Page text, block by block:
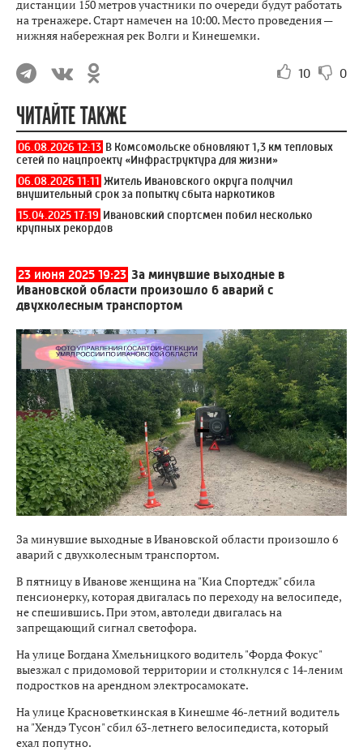
дистанции 150 метров участники по очереди будут работать
на тренажере. Старт намечен на 10:00. Место проведения —
нижняя набережная рек Волги и Кинешемки.
10 0
ЧИТАЙТЕ ТАКЖЕ
06.08.2026 12:13 В Комсомольске обновляют 1,3 км тепловых
сетей по нацпроекту «Инфраструктура для жизни»
06.08.2026 11:11 Житель Ивановского округа получил
внушительный срок за попытку сбыта наркотиков
15.04.2025 17:19 Ивановский спортсмен побил несколько
крупных рекордов
23 июня 2025 19:23 За минувшие выходные в
Ивановской области произошло 6 аварий с
двухколесным транспортом
За минувшие выходные в Ивановской области произошло 6
аварий с двухколесным транспортом.
В пятницу в Иванове женщина на "Киа Спортедж" сбила
пенсионерку, которая двигалась по переходу на велосипеде,
не спешившись. При этом, автоледи двигалась на
запрещающий сигнал светофора.
На улице Богдана Хмельницкого водитель "Форда Фокус"
выезжал с придомовой территории и столкнулся с 14-леним
подростков на арендном электросамокате.
На улице Красноветкинская в Кинешме 46-летний водитель
на "Хендэ Тусон" сбил 63-летнего велосипедиста, который
ехал попутно.